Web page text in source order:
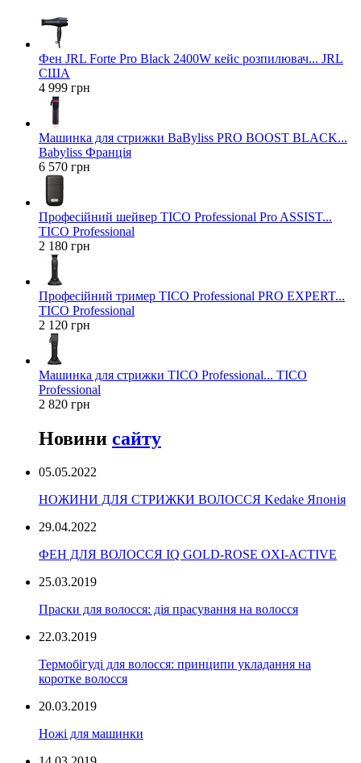
Фен JRL Forte Pro Black 2400W кейс розпилювач... JRL
США
4 999 грн
Машинка для стрижки BaByliss PRO BOOST BLACK...
Babyliss Франція
6 570 грн
Професійний шейвер TICO Professional Pro ASSIST...
TICO Professional
2 180 грн
Професійний тример TICO Professional PRO EXPERT...
TICO Professional
2 120 грн
Машинка для стрижки TICO Professional... TICO
Professional
2 820 грн
Новини сайту
05.05.2022
НОЖИНИ ДЛЯ СТРИЖКИ ВОЛОССЯ Kedake Японія
29.04.2022
ФЕН ДЛЯ ВОЛОССЯ IQ GOLD-ROSE OXI-ACTIVE
25.03.2019
Праски для волосся: дія прасування на волосся
22.03.2019
Термобігуді для волосся: принципи укладання на
коротке волосся
20.03.2019
Ножі для машинки